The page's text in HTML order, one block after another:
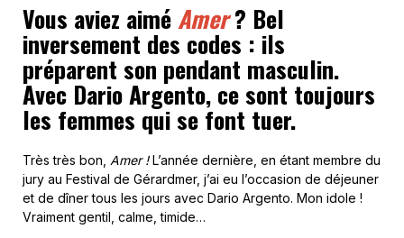
Vous aviez aiméAmer? Bel
inversement des codes : ils
préparent son pendant masculin.
Avec Dario Argento, ce sont toujours
les femmes qui se font tuer.
Très très bon, Amer !L’année dernière, en étant membre du
jury au Festival de Gérardmer, j’ai eu l’occasion de déjeuner
et de dîner tous les jours avec Dario Argento. Mon idole !
Vraiment gentil, calme, timide…